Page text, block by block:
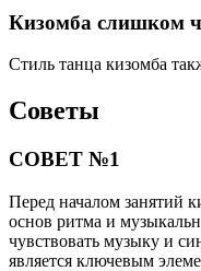
Кизомба слишком
Стиль танца кизомба
Советы
СОВЕТ №1
Перед началом занятий
основ ритма и
чувствовать музыку и
является ключевым